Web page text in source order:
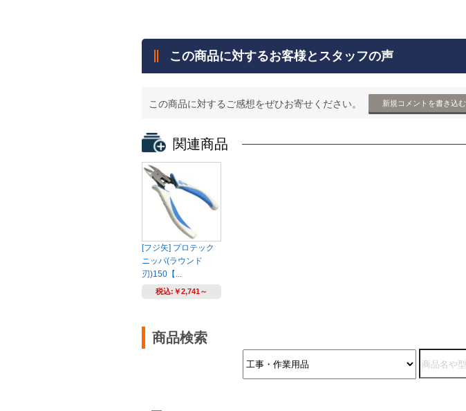
この商品に対するお客様とスタッフの声
この商品に対するご感想をぜひお寄せください。 新規コメントを書き込む
関連商品
[フジ矢] プロテック
ニッパ(ラウンド
刃)150【...
税込: ￥2,741～
商品検索